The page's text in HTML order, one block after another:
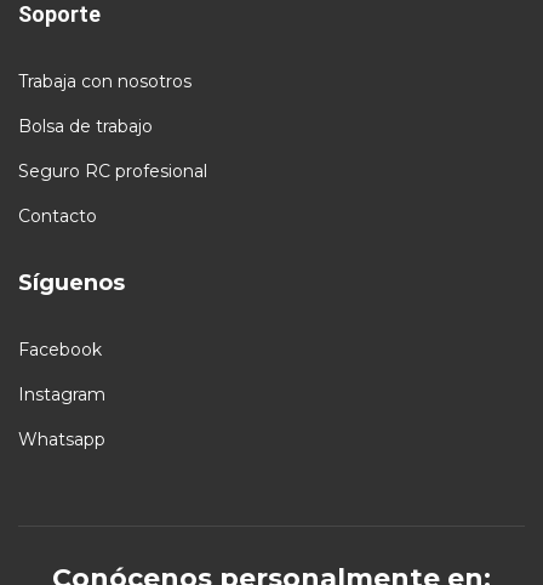
Soporte
Trabaja con nosotros
Bolsa de trabajo
Seguro RC profesional
Contacto
Síguenos
Facebook
Instagram
Whatsapp